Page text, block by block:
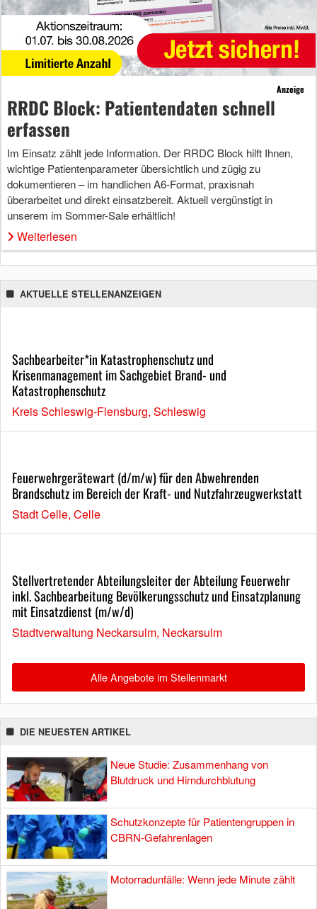
Anzeige
RRDC Block: Patientendaten schnell
erfassen
Im Einsatz zählt jede Information. Der RRDC Block hilft Ihnen,
wichtige Patientenparameter übersichtlich und zügig zu
dokumentieren – im handlichen A6-Format, praxisnah
überarbeitet und direkt einsatzbereit. Aktuell vergünstigt in
unserem im Sommer-Sale erhältlich!
Weiterlesen
AKTUELLE STELLENANZEIGEN
Sachbearbeiter*in Katastrophenschutz und
Krisenmanagement im Sachgebiet Brand- und
Katastrophenschutz
Kreis Schleswig-Flensburg, Schleswig
Feuerwehrgerätewart (d/m/w) für den Abwehrenden
Brandschutz im Bereich der Kraft- und Nutzfahrzeugwerkstatt
Stadt Celle, Celle
Stellvertretender Abteilungsleiter der Abteilung Feuerwehr
inkl. Sachbearbeitung Bevölkerungsschutz und Einsatzplanung
mit Einsatzdienst (m/w/d)
Stadtverwaltung Neckarsulm, Neckarsulm
Alle Angebote im Stellenmarkt
DIE NEUESTEN ARTIKEL
Neue Studie: Zusammenhang von
Blutdruck und Hirndurchblutung
Schutzkonzepte für Patientengruppen in
CBRN-Gefahrenlagen
Motorradunfälle: Wenn jede Minute zählt